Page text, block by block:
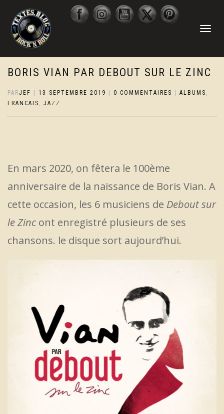
DÉPLIER
BORIS VIAN PAR DEBOUT SUR LE ZINC
PARJEF 13 SEPTEMBRE 2019 0 COMMENTAIRES ALBUMS ,
FRANCAIS , JAZZ
En mars 2020, on fêtera le 100ème
anniversaire de la naissance de Boris Vian. A
cette occasion, les 6 musiciens de Debout sur
le Zinc ont enregistré plusieurs de ses
chansons. le disque sort aujourd’hui.